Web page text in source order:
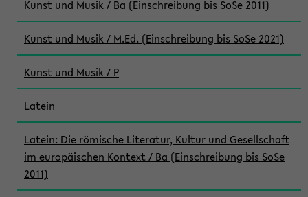
Kunst und Musik / Ba (Einschreibung bis SoSe 2011)
Kunst und Musik / M.Ed. (Einschreibung bis SoSe 2021)
Kunst und Musik / P
Latein
Latein: Die römische Literatur, Kultur und Gesellschaft
im europäischen Kontext / Ba (Einschreibung bis SoSe
2011)